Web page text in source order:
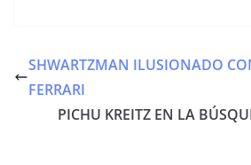
e
b
o
er s
p
SHWARTZMAN ILUSIONADO
FERRARI
PICHU KREITZ EN LA